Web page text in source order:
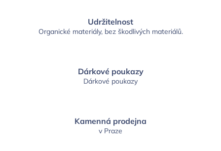
Udržitelnost
Organické materiály, bez škodlivých materiálů.
Dárkové poukazy
Dárkové poukazy
Kamenná prodejna
v Praze